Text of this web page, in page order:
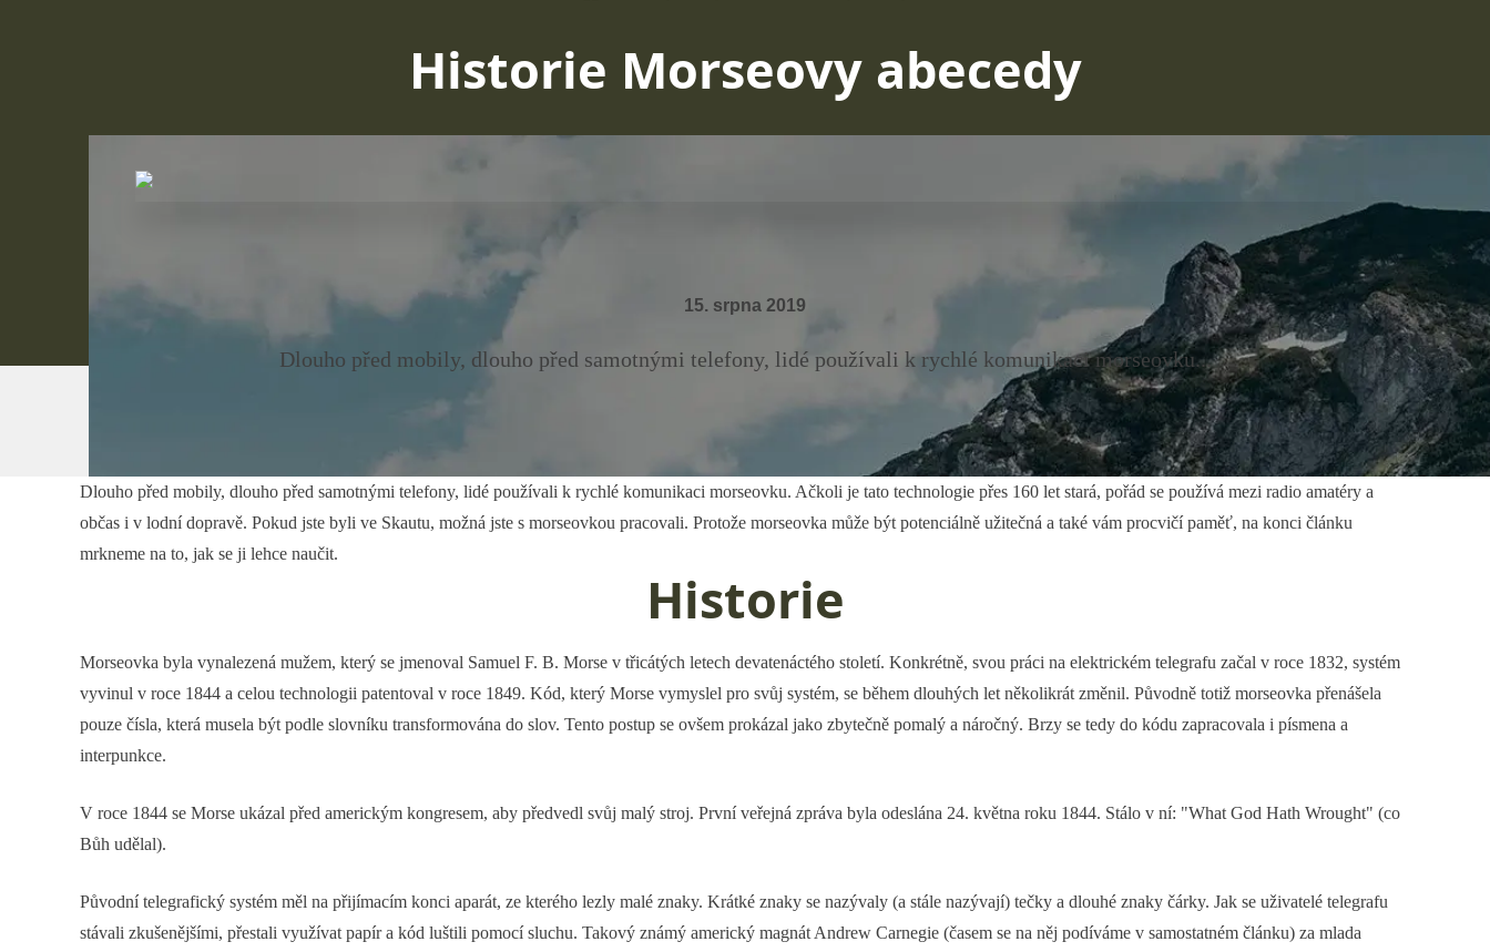
Historie Morseovy abecedy
15. srpna 2019
Dlouho před mobily, dlouho před samotnými telefony, lidé používali k rychlé komunikaci morseovku...
Dlouho před mobily, dlouho před samotnými telefony, lidé používali k rychlé komunikaci morseovku. Ačkoli je tato technologie přes 160 let stará, pořád se používá mezi radio amatéry a
občas i v lodní dopravě. Pokud jste byli ve Skautu, možná jste s morseovkou pracovali. Protože morseovka může být potenciálně užitečná a také vám procvičí paměť, na konci článku
mrkneme na to, jak se ji lehce naučit.
Historie
Morseovka byla vynalezená mužem, který se jmenoval Samuel F. B. Morse v třicátých letech devatenáctého století. Konkrétně, svou práci na elektrickém telegrafu začal v roce 1832, systém
vyvinul v roce 1844 a celou technologii patentoval v roce 1849. Kód, který Morse vymyslel pro svůj systém, se během dlouhých let několikrát změnil. Původně totiž morseovka přenášela
pouze čísla, která musela být podle slovníku transformována do slov. Tento postup se ovšem prokázal jako zbytečně pomalý a náročný. Brzy se tedy do kódu zapracovala i písmena a
interpunkce.
V roce 1844 se Morse ukázal před americkým kongresem, aby předvedl svůj malý stroj. První veřejná zpráva byla odeslána 24. května roku 1844. Stálo v ní: "What God Hath Wrought" (co
Bůh udělal).
Původní telegrafický systém měl na přijímacím konci aparát, ze kterého lezly malé znaky. Krátké znaky se nazývaly (a stále nazývají) tečky a dlouhé znaky čárky. Jak se uživatelé telegrafu
stávali zkušenějšími, přestali využívat papír a kód luštili pomocí sluchu. Takový známý americký magnát Andrew Carnegie (časem se na něj podíváme v samostatném článku) za mlada